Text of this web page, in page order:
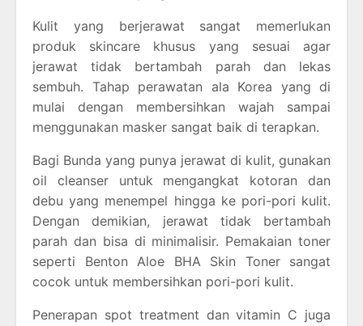
Kulit yang berjerawat sangat memerlukan
produk skincare khusus yang sesuai agar
jerawat tidak bertambah parah dan lekas
sembuh. Tahap perawatan ala Korea yang di
mulai dengan membersihkan wajah sampai
menggunakan masker sangat baik di terapkan.
Bagi Bunda yang punya jerawat di kulit, gunakan
oil cleanser untuk mengangkat kotoran dan
debu yang menempel hingga ke pori-pori kulit.
Dengan demikian, jerawat tidak bertambah
parah dan bisa di minimalisir. Pemakaian toner
seperti Benton Aloe BHA Skin Toner sangat
cocok untuk membersihkan pori-pori kulit.
Penerapan spot treatment dan vitamin C juga